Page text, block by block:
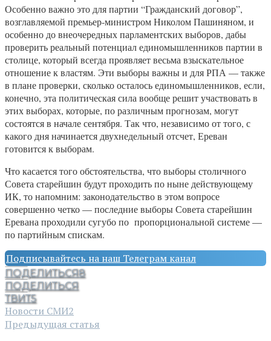
Особенно важно это для партии “Гражданский договор”,
возглавляемой премьер-министром Николом Пашиняном, и
особенно до внеочередных парламентских выборов, дабы
проверить реальный потенциал единомышленников партии в
столице, который всегда проявляет весьма взыскательное
отношение к властям. Эти выборы важны и для РПА — также
в плане проверки, сколько осталось единомышленников, если,
конечно, эта политическая сила вообще решит участвовать в
этих выборах, которые, по различным прогнозам, могут
состоятся в начале сентября. Так что, независимо от того, с
какого дня начинается двухнедельный отсчет, Ереван
готовится к выборам.
Что касается того обстоятельства, что выборы столичного
Совета старейшин будут проходить по ныне действующему
ИК, то напомним: законодательство в этом вопросе
совершенно четко — последние выборы Совета старейшин
Еревана проходили сугубо по пропорциональной системе —
по партийным спискам.
Подписывайтесь на наш Телеграм канал
ПОДЕЛИТЬСЯ8
ПОДЕЛИТЬСЯ
ТВИТ5
Новости СМИ2
Предыдущая статья